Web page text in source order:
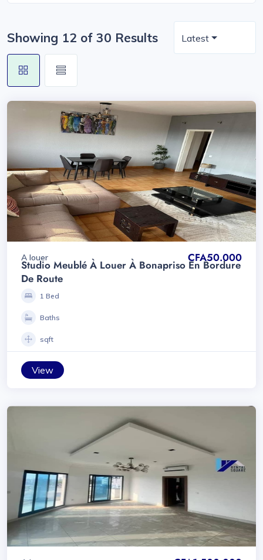
Showing 12 of 30 Results Latest
A louer CFA50.000
Studio Meublé À Louer À Bonapriso En Bordure
De Route
1 Bed
Baths
sqft
View